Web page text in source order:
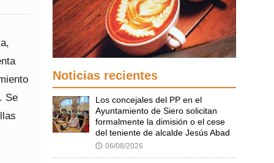
Se
Noticias recientes
Los concejales del PP en el
Ayuntamiento de Siero solicitan
formalmente la dimisión o el cese
del teniente de alcalde Jesús Abad
🕔 06/08/2026